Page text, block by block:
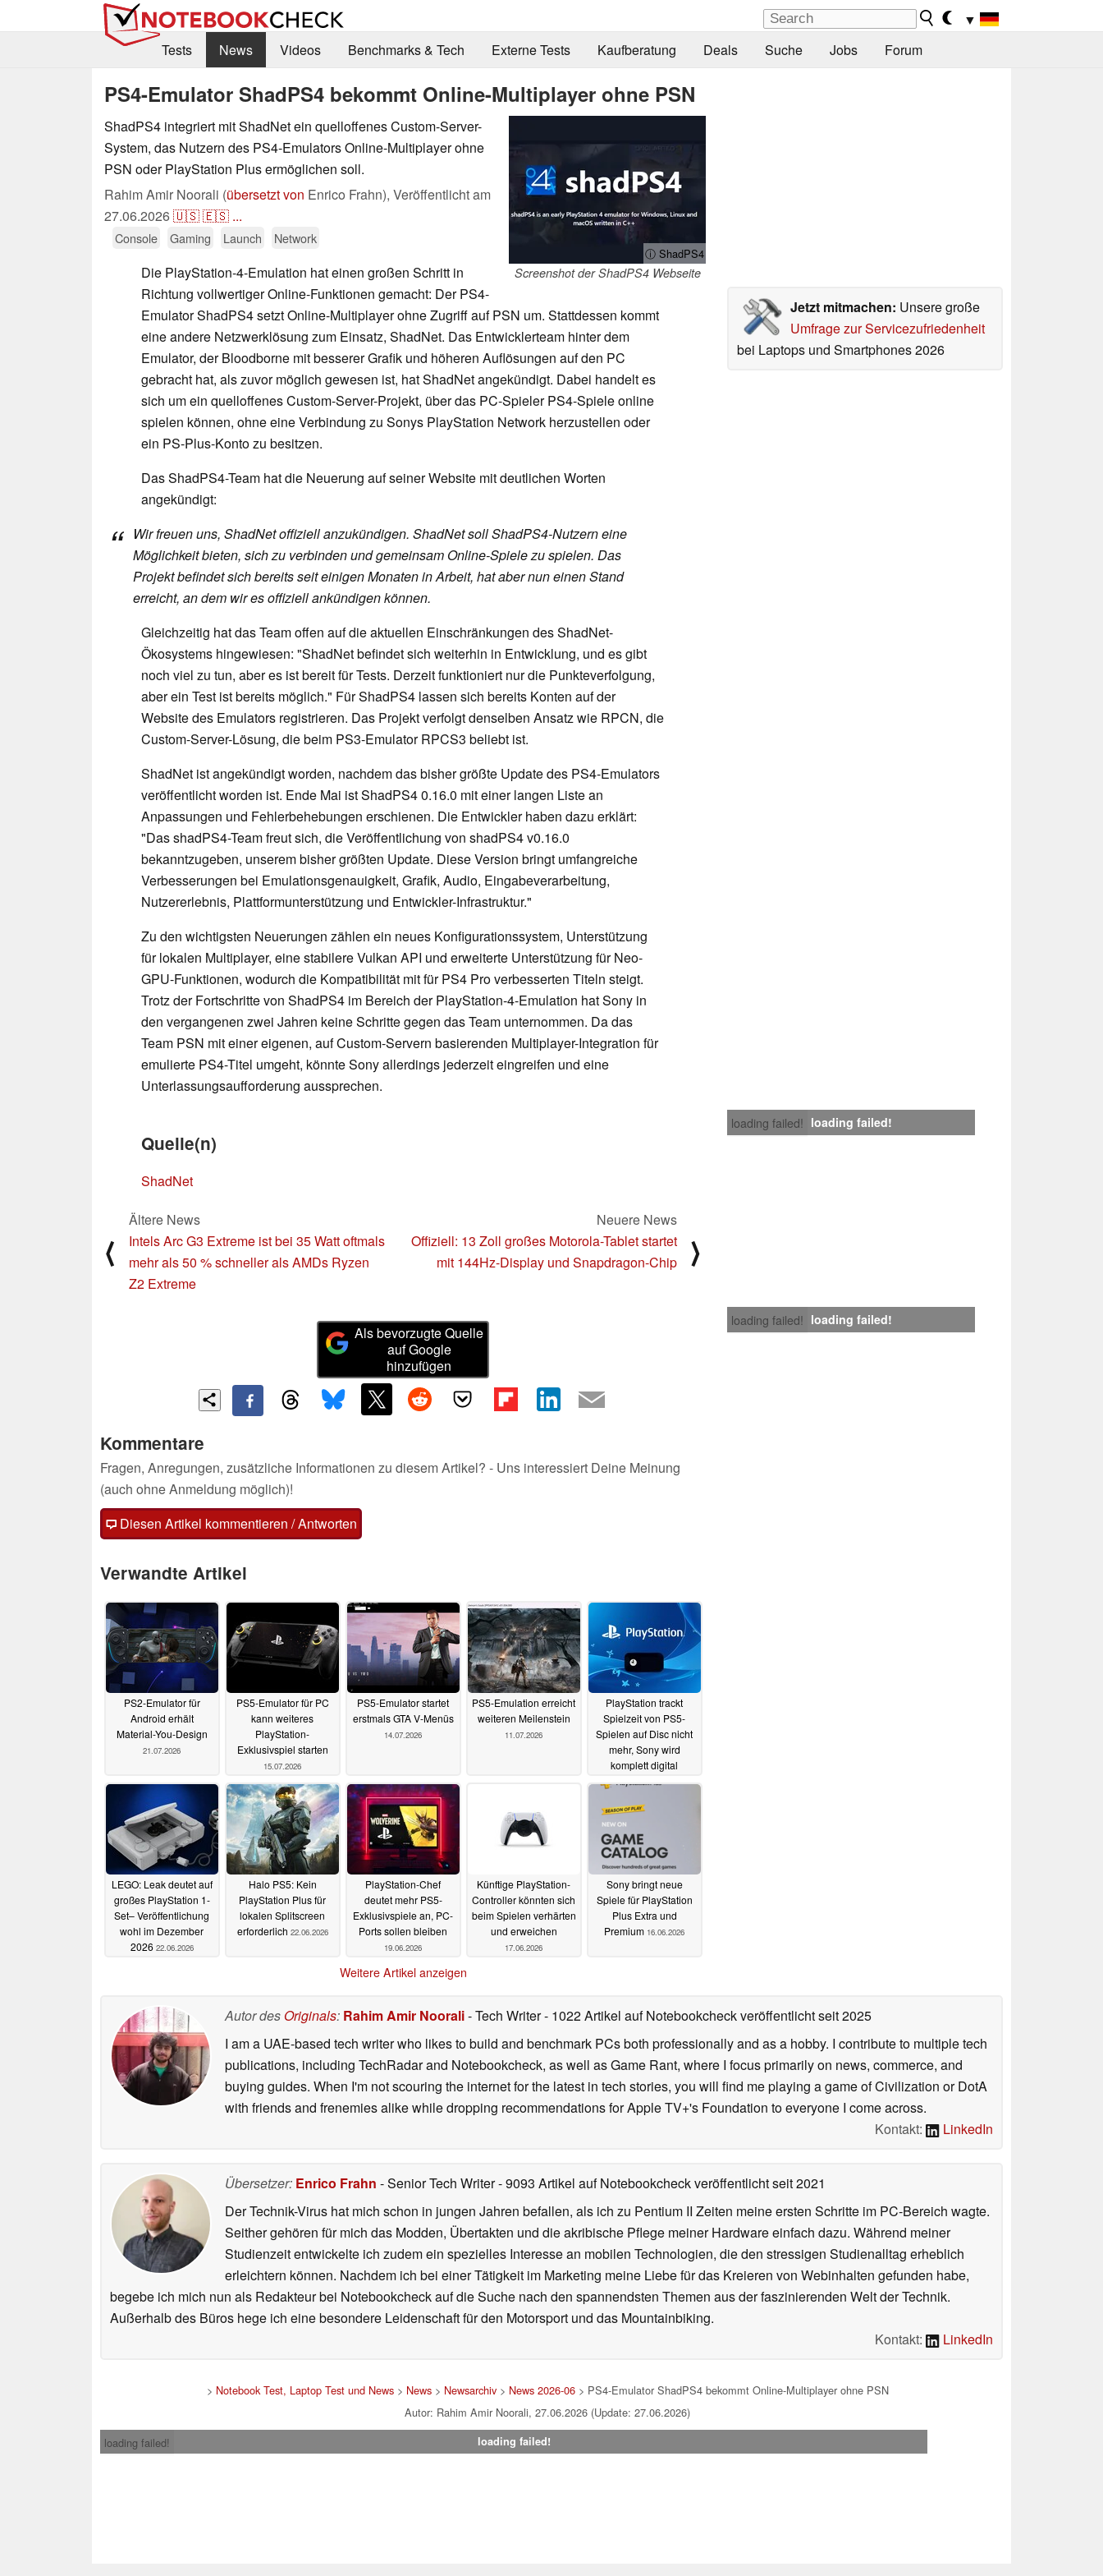
▼
Tests
News Videos Benchmarks & Tech Externe Tests Kaufberatung Deals Suche Jobs Forum
PS4-Emulator ShadPS4 bekommt Online-Multiplayer ohne PSN
ⓘ ShadPS4
Screenshot der ShadPS4 Webseite
ShadPS4 integriert mit ShadNet ein quelloffenes Custom-Server-
System, das Nutzern des PS4-Emulators Online-Multiplayer ohne
PSN oder PlayStation Plus ermöglichen soll.
Rahim Amir Noorali (übersetzt von Enrico Frahn), Veröffentlicht am
27.06.2026🇺🇸🇪🇸 ...
Console Gaming Launch Network
Jetzt mitmachen: Unsere große
Umfrage zur Servicezufriedenheit
bei Laptops und Smartphones 2026
Die PlayStation-4-Emulation hat einen großen Schritt in
Richtung vollwertiger Online-Funktionen gemacht: Der PS4-
Emulator ShadPS4 setzt Online-Multiplayer ohne Zugriff auf PSN um. Stattdessen kommt
eine andere Netzwerklösung zum Einsatz, ShadNet. Das Entwicklerteam hinter dem
Emulator, der Bloodborne mit besserer Grafik und höheren Auflösungen auf den PC
gebracht hat, als zuvor möglich gewesen ist, hat ShadNet angekündigt. Dabei handelt es
sich um ein quelloffenes Custom-Server-Projekt, über das PC-Spieler PS4-Spiele online
spielen können, ohne eine Verbindung zu Sonys PlayStation Network herzustellen oder
ein PS-Plus-Konto zu besitzen.
Das ShadPS4-Team hat die Neuerung auf seiner Website mit deutlichen Worten
angekündigt:
Wir freuen uns, ShadNet offiziell anzukündigen. ShadNet soll ShadPS4-Nutzern eine
Möglichkeit bieten, sich zu verbinden und gemeinsam Online-Spiele zu spielen. Das
Projekt befindet sich bereits seit einigen Monaten in Arbeit, hat aber nun einen Stand
erreicht, an dem wir es offiziell ankündigen können.
Gleichzeitig hat das Team offen auf die aktuellen Einschränkungen des ShadNet-
Ökosystems hingewiesen: "ShadNet befindet sich weiterhin in Entwicklung, und es gibt
noch viel zu tun, aber es ist bereit für Tests. Derzeit funktioniert nur die Punkteverfolgung,
aber ein Test ist bereits möglich." Für ShadPS4 lassen sich bereits Konten auf der
Website des Emulators registrieren. Das Projekt verfolgt denselben Ansatz wie RPCN, die
Custom-Server-Lösung, die beim PS3-Emulator RPCS3 beliebt ist.
ShadNet ist angekündigt worden, nachdem das bisher größte Update des PS4-Emulators
veröffentlicht worden ist. Ende Mai ist ShadPS4 0.16.0 mit einer langen Liste an
Anpassungen und Fehlerbehebungen erschienen. Die Entwickler haben dazu erklärt:
"Das shadPS4-Team freut sich, die Veröffentlichung von shadPS4 v0.16.0
bekanntzugeben, unserem bisher größten Update. Diese Version bringt umfangreiche
Verbesserungen bei Emulationsgenauigkeit, Grafik, Audio, Eingabeverarbeitung,
Nutzererlebnis, Plattformunterstützung und Entwickler-Infrastruktur."
Zu den wichtigsten Neuerungen zählen ein neues Konfigurationssystem, Unterstützung
für lokalen Multiplayer, eine stabilere Vulkan API und erweiterte Unterstützung für Neo-
GPU-Funktionen, wodurch die Kompatibilität mit für PS4 Pro verbesserten Titeln steigt.
Trotz der Fortschritte von ShadPS4 im Bereich der PlayStation-4-Emulation hat Sony in
den vergangenen zwei Jahren keine Schritte gegen das Team unternommen. Da das
Team PSN mit einer eigenen, auf Custom-Servern basierenden Multiplayer-Integration für
emulierte PS4-Titel umgeht, könnte Sony allerdings jederzeit eingreifen und eine
Unterlassungsaufforderung aussprechen.
loading failed! loading failed!
Quelle(n)
ShadNet
⟨
Ältere News
Intels Arc G3 Extreme ist bei 35 Watt oftmals
mehr als 50 % schneller als AMDs Ryzen
Z2 Extreme
Neuere News
Offiziell: 13 Zoll großes Motorola-Tablet startet
mit 144Hz-Display und Snapdragon-Chip
⟩
loading failed! loading failed!
Als bevorzugte Quelle
auf Google
hinzufügen
Kommentare
Fragen, Anregungen, zusätzliche Informationen zu diesem Artikel? - Uns interessiert Deine Meinung
(auch ohne Anmeldung möglich)!
Diesen Artikel kommentieren / Antworten
Verwandte Artikel
PS2-Emulator für
Android erhält
Material-You-Design
21.07.2026
PS5-Emulator für PC
kann weiteres
PlayStation-
Exklusivspiel starten
15.07.2026
PS5-Emulator startet
erstmals GTA V-Menüs
14.07.2026
PS5-Emulation erreicht
weiteren Meilenstein
11.07.2026
PlayStation trackt
Spielzeit von PS5-
Spielen auf Disc nicht
mehr, Sony wird
komplett digital
07.07.2026
LEGO: Leak deutet auf
großes PlayStation 1-
Set– Veröffentlichung
wohl im Dezember
2026 22.06.2026
Halo PS5: Kein
PlayStation Plus für
lokalen Splitscreen
erforderlich 22.06.2026
PlayStation-Chef
deutet mehr PS5-
Exklusivspiele an, PC-
Ports sollen bleiben
19.06.2026
Künftige PlayStation-
Controller könnten sich
beim Spielen verhärten
und erweichen
17.06.2026
Sony bringt neue
Spiele für PlayStation
Plus Extra und
Premium 16.06.2026
Weitere Artikel anzeigen
Autor des Originals: Rahim Amir Noorali- Tech Writer- 1022 Artikel auf Notebookcheck veröffentlichtseit 2025
I am a UAE-based tech writer who likes to build and benchmark PCs both professionally and as a hobby. I contribute to multiple tech
publications, including TechRadar and Notebookcheck, as well as Game Rant, where I focus primarily on news, commerce, and
buying guides. When I'm not scouring the internet for the latest in tech stories, you will find me playing a game of Civilization or DotA
with friends and frenemies alike while dropping recommendations for Apple TV+'s Foundation to everyone I come across.
Kontakt:
LinkedIn
Übersetzer: Enrico Frahn - Senior Tech Writer- 9093 Artikel auf Notebookcheck veröffentlichtseit 2021
Der Technik-Virus hat mich schon in jungen Jahren befallen, als ich zu Pentium II Zeiten meine ersten Schritte im PC-Bereich wagte.
Seither gehören für mich das Modden, Übertakten und die akribische Pflege meiner Hardware einfach dazu. Während meiner
Studienzeit entwickelte ich zudem ein spezielles Interesse an mobilen Technologien, die den stressigen Studienalltag erheblich
erleichtern können. Nachdem ich bei einer Tätigkeit im Marketing meine Liebe für das Kreieren von Webinhalten gefunden habe,
begebe ich mich nun als Redakteur bei Notebookcheck auf die Suche nach den spannendsten Themen aus der faszinierenden Welt der Technik.
Außerhalb des Büros hege ich eine besondere Leidenschaft für den Motorsport und das Mountainbiking.
Kontakt:
LinkedIn
> Notebook Test, Laptop Test und News> News> Newsarchiv> News 2026-06> PS4-Emulator ShadPS4 bekommt Online-Multiplayer ohne PSN
Autor: Rahim Amir Noorali, 27.06.2026 (Update: 27.06.2026)
loading failed!
loading failed!